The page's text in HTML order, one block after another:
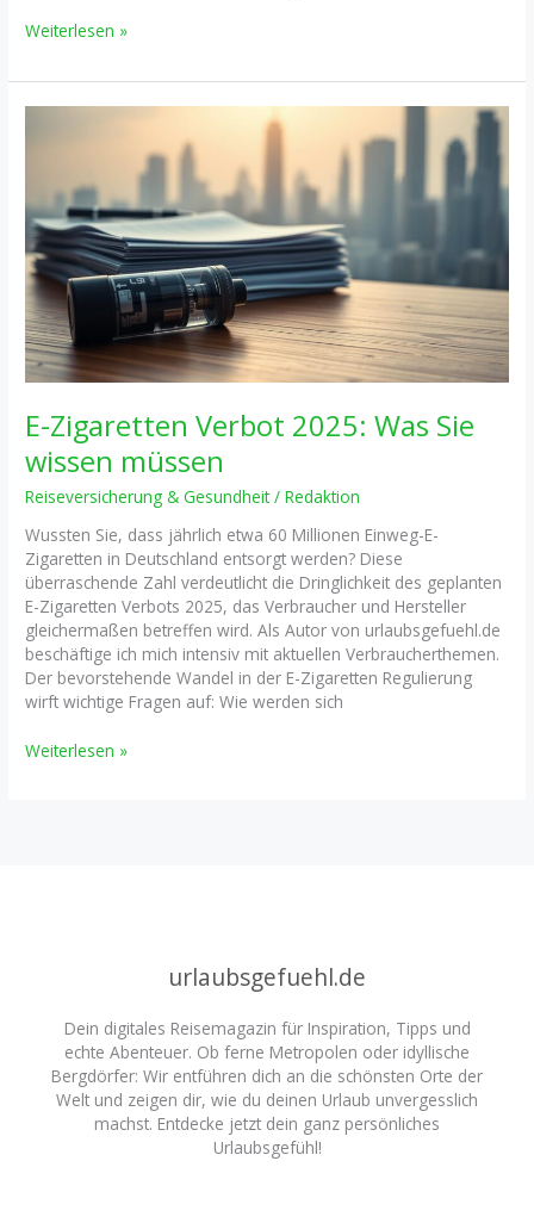
TUI
–
Sorglos
Weiterlesen »
E-Zigaretten Verbot 2025: Was Sie
wissen müssen
Reiseversicherung & Gesundheit/Redaktion
Wussten Sie, dass jährlich etwa 60 Millionen Einweg-E-
Zigaretten in Deutschland entsorgt werden? Diese
überraschende Zahl verdeutlicht die Dringlichkeit des geplanten
E-Zigaretten Verbots 2025, das Verbraucher und Hersteller
gleichermaßen betreffen wird. Als Autor von urlaubsgefuehl.de
beschäftige ich mich intensiv mit aktuellen Verbraucherthemen.
Der bevorstehende Wandel in der E-Zigaretten Regulierung
wirft wichtige Fragen auf: Wie werden sich
E-
Weiterlesen »
urlaubsgefuehl.de
Dein digitales Reisemagazin für Inspiration, Tipps und
echte Abenteuer. Ob ferne Metropolen oder idyllische
Bergdörfer: Wir entführen dich an die schönsten Orte der
Welt und zeigen dir, wie du deinen Urlaub unvergesslich
machst. Entdecke jetzt dein ganz persönliches
Urlaubsgefühl!